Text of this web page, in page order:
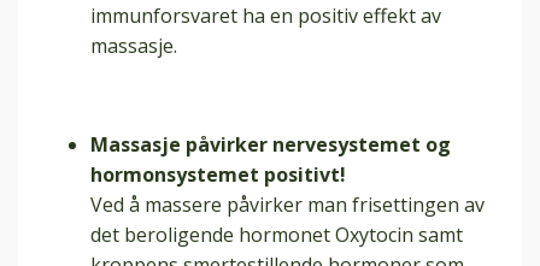
immunforsvaret ha en positiv effekt av
massasje.
Massasje påvirker nervesystemet og
hormonsystemet positivt!
Ved å massere påvirker man frisettingen av
det beroligende hormonet Oxytocin samt